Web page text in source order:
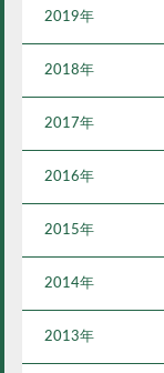
2019年
2018年
2017年
2016年
2015年
2014年
2013年